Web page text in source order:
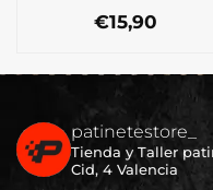
€15,90
patinetestore_
Tienda y Taller
Cid, 4 Valencia